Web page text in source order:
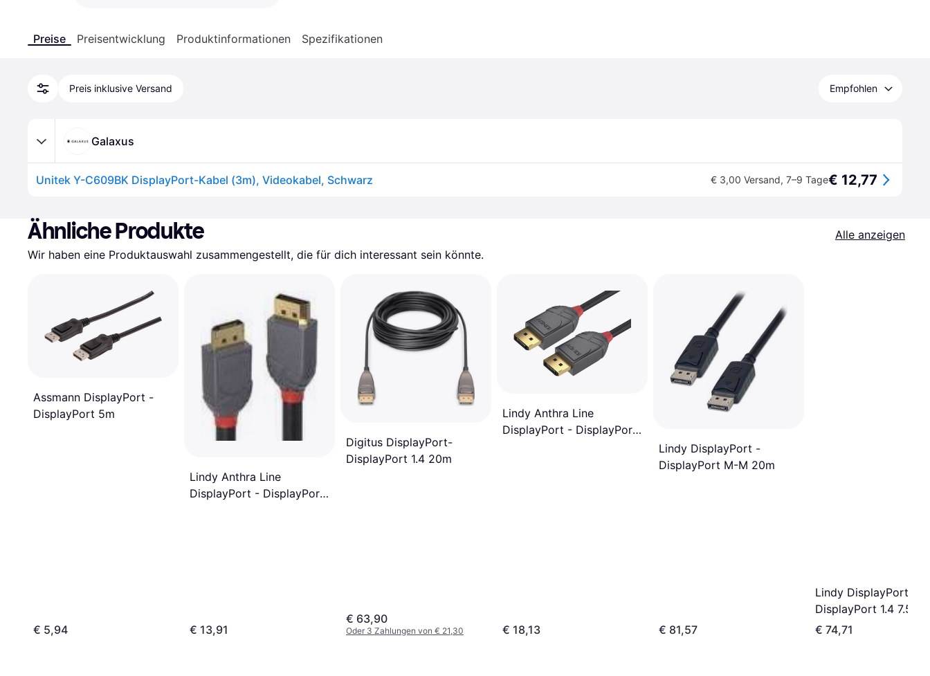
Preise Preisentwicklung Produktinformationen Spezifikationen
Preis inklusive Versand Empfohlen
Galaxus
Unitek Y-C609BK DisplayPort-Kabel (3m), Videokabel, Schwarz € 3,00 Versand, 7–9 Tage€ 12,77
Ähnliche Produkte
Alle anzeigen
Wir haben eine Produktauswahl zusammengestellt, die für dich interessant sein könnte.
Assmann DisplayPort -
DisplayPort 5m
€ 5,94
Lindy Anthra Line
DisplayPort - DisplayPort
€ 13,91
Digitus DisplayPort-
DisplayPort 1.4 20m
€ 63,90
Oder 3 Zahlungen von € 21,30
Lindy Anthra Line
DisplayPort - DisplayPort
€ 18,13
Lindy DisplayPort -
DisplayPort M-M 20m
€ 81,57
Lindy DisplayPort-
DisplayPort 1.4 7.5m
€ 74,71